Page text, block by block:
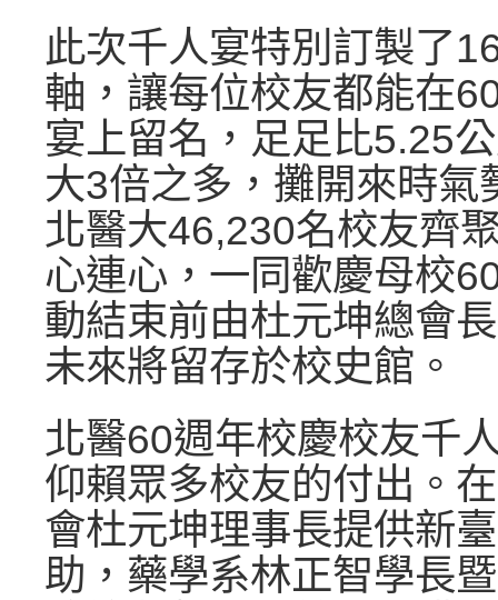
此次千人宴特別訂製了
軸，讓每位校友都能在
宴上留名，足足比5.25
大3倍之多，攤開來時氣
北醫大46,230名校友齊
心連心，一同歡慶母校
動結束前由杜元坤總會
未來將留存於校史館。
北醫60週年校慶校友千
仰賴眾多校友的付出。
會杜元坤理事長提供新
助，藥學系林正智學長